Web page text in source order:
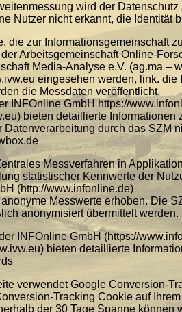
wird der
Nutzer nicht erkannt, die Identität
die zur Informationsgemeinschaft
der Arbeitsgemeinschaft Online-
Media-Analyse e.V. (ag.ma –
eingesehen werden, link.
die Messdaten veröffentlicht.
INFOnline GmbH https://
bieten detaillierte Informationen
Datenverarbeitung durch das SZM
Messverfahren in
statistischer Kennwerte der
(http://www.infonline.de)
Messwerte erhoben. Die
anonymisiert übermittelt
INFOnline GmbH (https://
bieten detaillierte
verwendet Google Conversion-
Tracking Cookie auf
der 30 Tage Spanne